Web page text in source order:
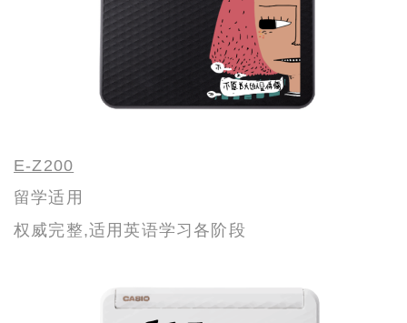
E-Z200
留学适用
权威完整,适用英语学习各阶段